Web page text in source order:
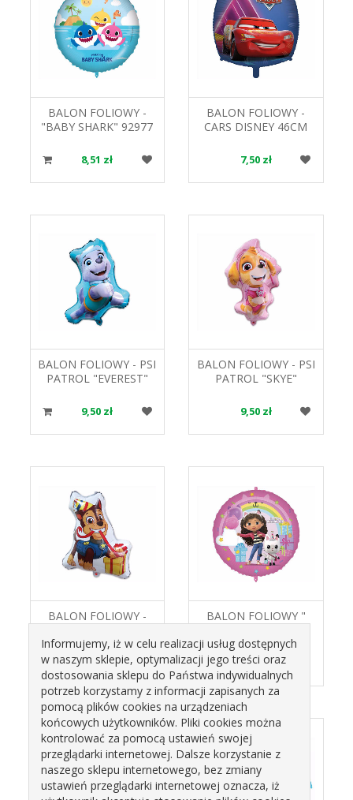
BALON FOLIOWY -
"BABY SHARK" 92977
8,51 zł
BALON FOLIOWY -
CARS DISNEY 46CM
7,50 zł
BALON FOLIOWY - PSI
PATROL "EVEREST"
9,50 zł
BALON FOLIOWY - PSI
PATROL "SKYE"
9,50 zł
BALON FOLIOWY -
PARTY" 948309 GODAN
9,50 zł
BALON FOLIOWY "
45CM GODAN
7,50 zł
Informujemy, iż w celu realizacji usług dostępnych
w naszym sklepie, optymalizacji jego treści oraz
dostosowania sklepu do Państwa indywidualnych
potrzeb korzystamy z informacji zapisanych za
pomocą plików cookies na urządzeniach
końcowych użytkowników. Pliki cookies można
kontrolować za pomocą ustawień swojej
przeglądarki internetowej. Dalsze korzystanie z
naszego sklepu internetowego, bez zmiany
ustawień przeglądarki internetowej oznacza, iż